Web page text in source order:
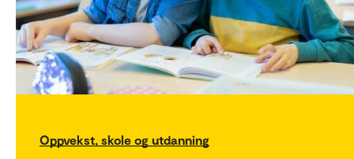
Oppvekst, skole og utdanning